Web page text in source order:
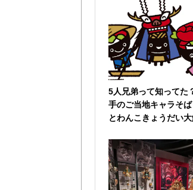
5人兄弟って知ってた
手のご当地キャラそ
とわんこきょうだい